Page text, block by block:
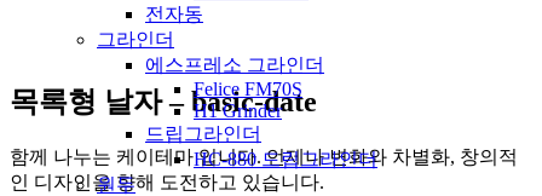
전자동
그라인더
에스프레소 그라인더
Felice FM70S
H1 Grinder
드립그라인더
HC-880 드립그라인더
원두
목록형 날자 – basic-date
함께 나누는 케이테마 입니다. 언제나 변화와 차별화, 창의적
인 디자인을 향해 도전하고 있습니다.